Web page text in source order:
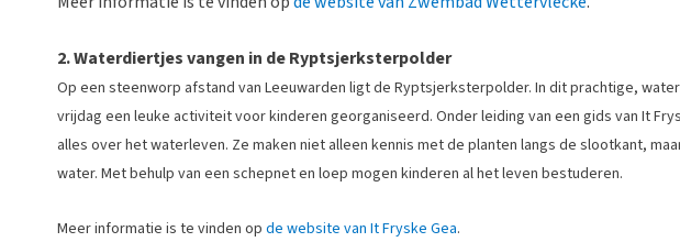
2. Waterdiertjes vangen in de Ryptsjerksterpolder
Op een steenworp afstand van Leeuwarden ligt de Ryptsjerksterpolder. In dit prachtige,
vrijdag een leuke activiteit voor kinderen georganiseerd. Onder leiding van een gids van It
alles over het waterleven. Ze maken niet alleen kennis met de planten langs de slootkant,
water. Met behulp van een schepnet en loep mogen kinderen al het leven bestuderen.
Meer informatie is te vinden op de website van It Fryske Gea.